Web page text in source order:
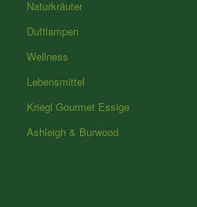
Naturkräuter
Duftlampen
Wellness
Lebensmittel
Kriegl Gourmet Essige
Ashleigh & Burwood